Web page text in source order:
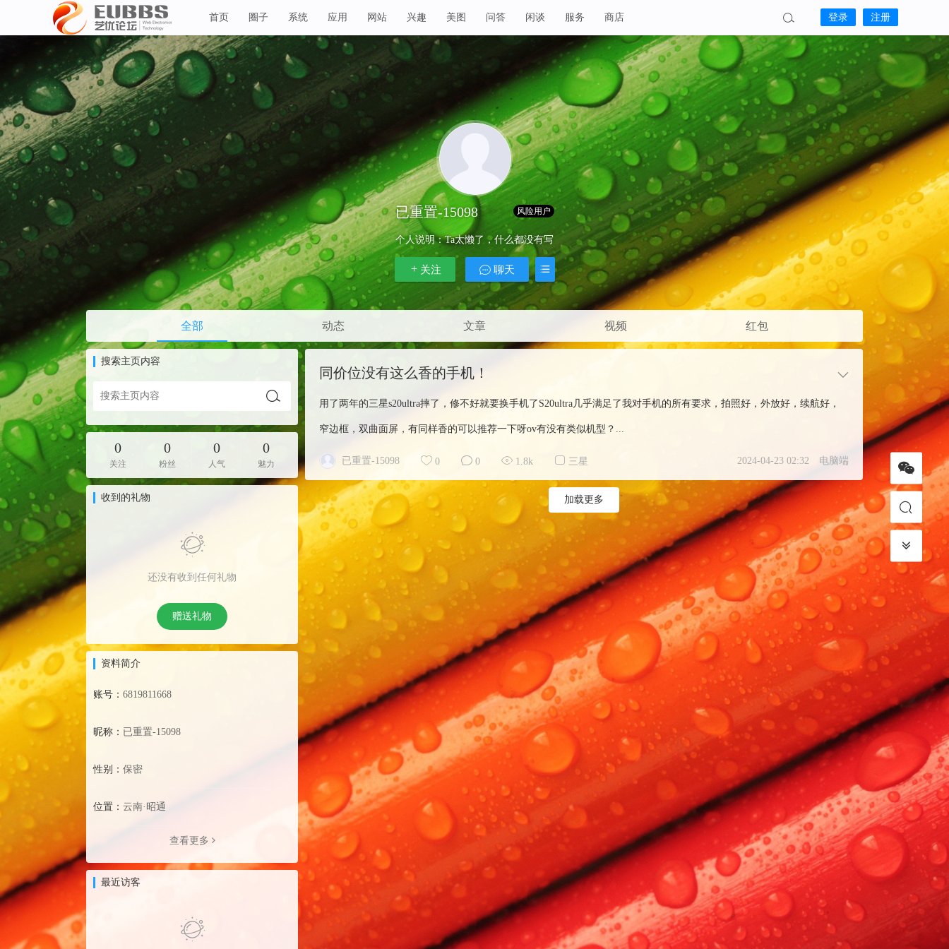
首页 圈子 系统 应用 网站 兴趣 美图 问答 闲谈 服务 商店 登录 注册
已重置-15098 Lv 1 风险用户
个人说明：Ta太懒了，什么都没有写
关注 聊天
全部 动态 文章 视频 红包
搜索主页内容
0
关注
0
粉丝
0
人气
0
魅力
收到的礼物
还没有收到任何礼物
赠送礼物
资料简介
账号： 6819811668
昵称： 已重置-15098
性别： 保密
位置： 云南·昭通
查看更多
最近访客
同价位没有这么香的手机！
用了两年的三星s20ultra摔了，修不好就要换手机了S20ultra几乎满足了我对手机的所有要求，拍照好，外放好，续航好，
窄边框，双曲面屏，有同样香的可以推荐一下呀ov有没有类似机型？...
已重置-15098 0 0 1.8k 三星 2024-04-23 02:32 电脑端
加载更多